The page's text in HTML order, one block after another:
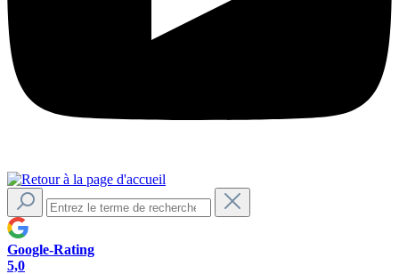
Google-Rating
5,0